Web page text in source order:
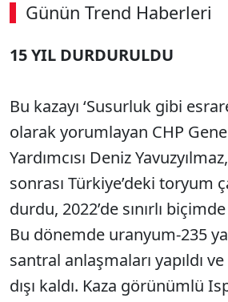
Günün Trend Haberleri
SÖZCÜ SON DAKİKA
15 YIL DURDURULDU
Bu kazayı ‘Susurluk gibi
olarak yorumlayan CHP
Yardımcısı Deniz
sonrası Türkiye’deki toryum
durdu, 2022’de sınırlı
Bu dönemde uranyum-235
santral anlaşmaları yapıldı
dışı kaldı. Kaza görünümlü